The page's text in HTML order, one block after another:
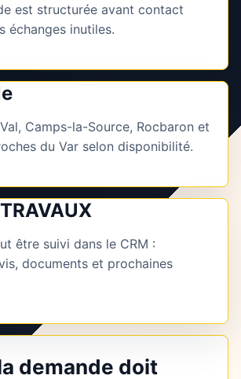
est structurée avant contact
échanges inutiles.
Camps-la-Source, Rocbaron et
du Var selon disponibilité.
être suivi dans le CRM :
documents et prochaines
demande doit